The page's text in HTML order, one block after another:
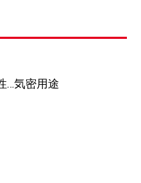
…気密用途